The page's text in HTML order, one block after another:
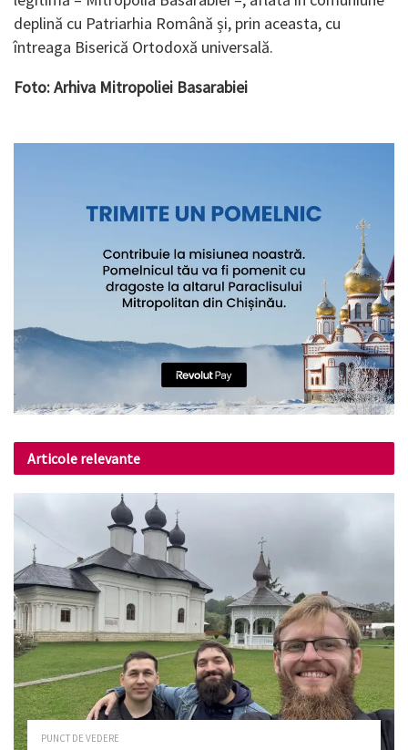
deplină cu Patriarhia Română și, prin aceasta, cu
întreaga Biserică Ortodoxă universală.
Foto: Arhiva Mitropoliei Basarabiei
Articole relevante
PUNCT DE VEDERE